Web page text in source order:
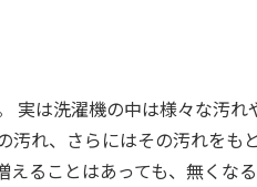
実は洗濯機の中は様々な汚
れ、さらにはその汚れをも
ることはあっても、無くな